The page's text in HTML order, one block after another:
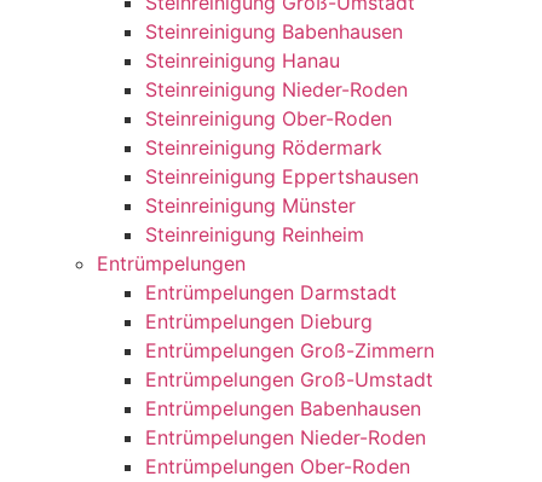
Steinreinigung Babenhausen
Steinreinigung Hanau
Steinreinigung Nieder-Roden
Steinreinigung Ober-Roden
Steinreinigung Rödermark
Steinreinigung Eppertshausen
Steinreinigung Münster
Steinreinigung Reinheim
Entrümpelungen
Entrümpelungen Darmstadt
Entrümpelungen Dieburg
Entrümpelungen Groß-Zimmern
Entrümpelungen Groß-Umstadt
Entrümpelungen Babenhausen
Entrümpelungen Nieder-Roden
Entrümpelungen Ober-Roden